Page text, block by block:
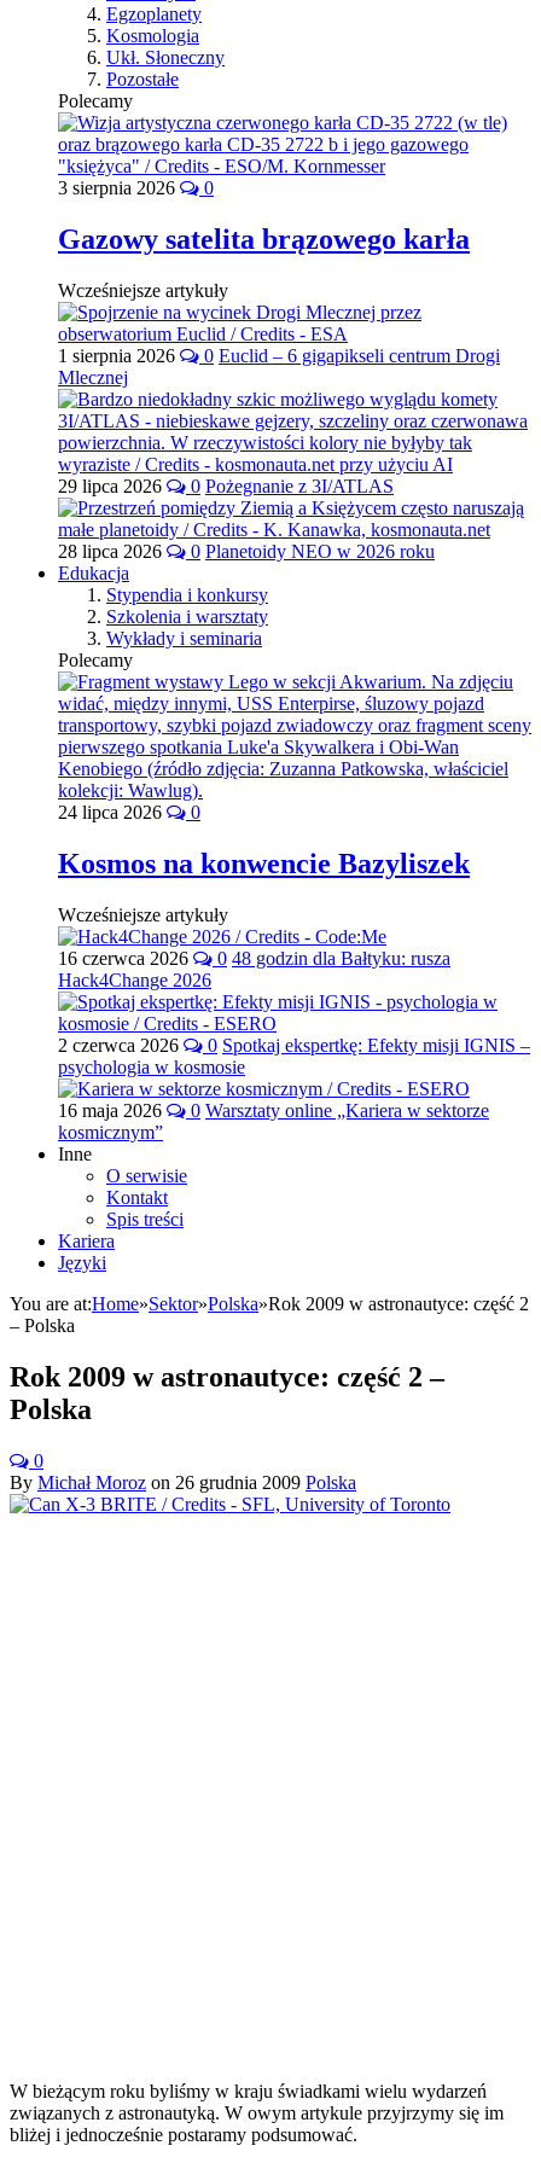
Egzoplanety
Kosmologia
Ukł. Słoneczny
Pozostałe
Polecamy
3 sierpnia 2026 0
Gazowy satelita brązowego karła
Wcześniejsze artykuły
1 sierpnia 2026 0 Euclid – 6 gigapikseli centrum Drogi
Mlecznej
29 lipca 2026 0 Pożegnanie z 3I/ATLAS
28 lipca 2026 0 Planetoidy NEO w 2026 roku
Edukacja
Stypendia i konkursy
Szkolenia i warsztaty
Wykłady i seminaria
Polecamy
24 lipca 2026 0
Kosmos na konwencie Bazyliszek
Wcześniejsze artykuły
16 czerwca 2026 0 48 godzin dla Bałtyku: rusza
Hack4Change 2026
2 czerwca 2026 0 Spotkaj ekspertkę: Efekty misji IGNIS –
psychologia w kosmosie
16 maja 2026 0 Warsztaty online „Kariera w sektorze
kosmicznym”
Inne
O serwisie
Kontakt
Spis treści
Kariera
Języki
You are at:Home»Sektor»Polska»Rok 2009 w astronautyce: część 2
– Polska
Rok 2009 w astronautyce: część 2 –
Polska
0
By Michał Moroz on 26 grudnia 2009 Polska
W bieżącym roku byliśmy w kraju świadkami wielu wydarzeń
związanych z astronautyką. W owym artykule przyjrzymy się im
bliżej i jednocześnie postaramy podsumować.